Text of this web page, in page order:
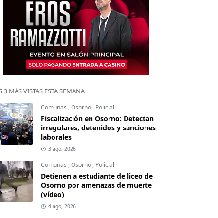
3 MÁS VISTAS ESTA SEMANA
Comunas ,Osorno , Policial
Fiscalización en Osorno: Detectan
irregulares, detenidos y sanciones
laborales
3 ago, 2026
Comunas ,Osorno , Policial
Detienen a estudiante de liceo de
Osorno por amenazas de muerte
(vídeo)
4 ago, 2026